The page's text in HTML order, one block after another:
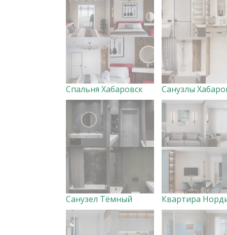
Спальня Хабаровск Санузлы
Санузел Тёмный